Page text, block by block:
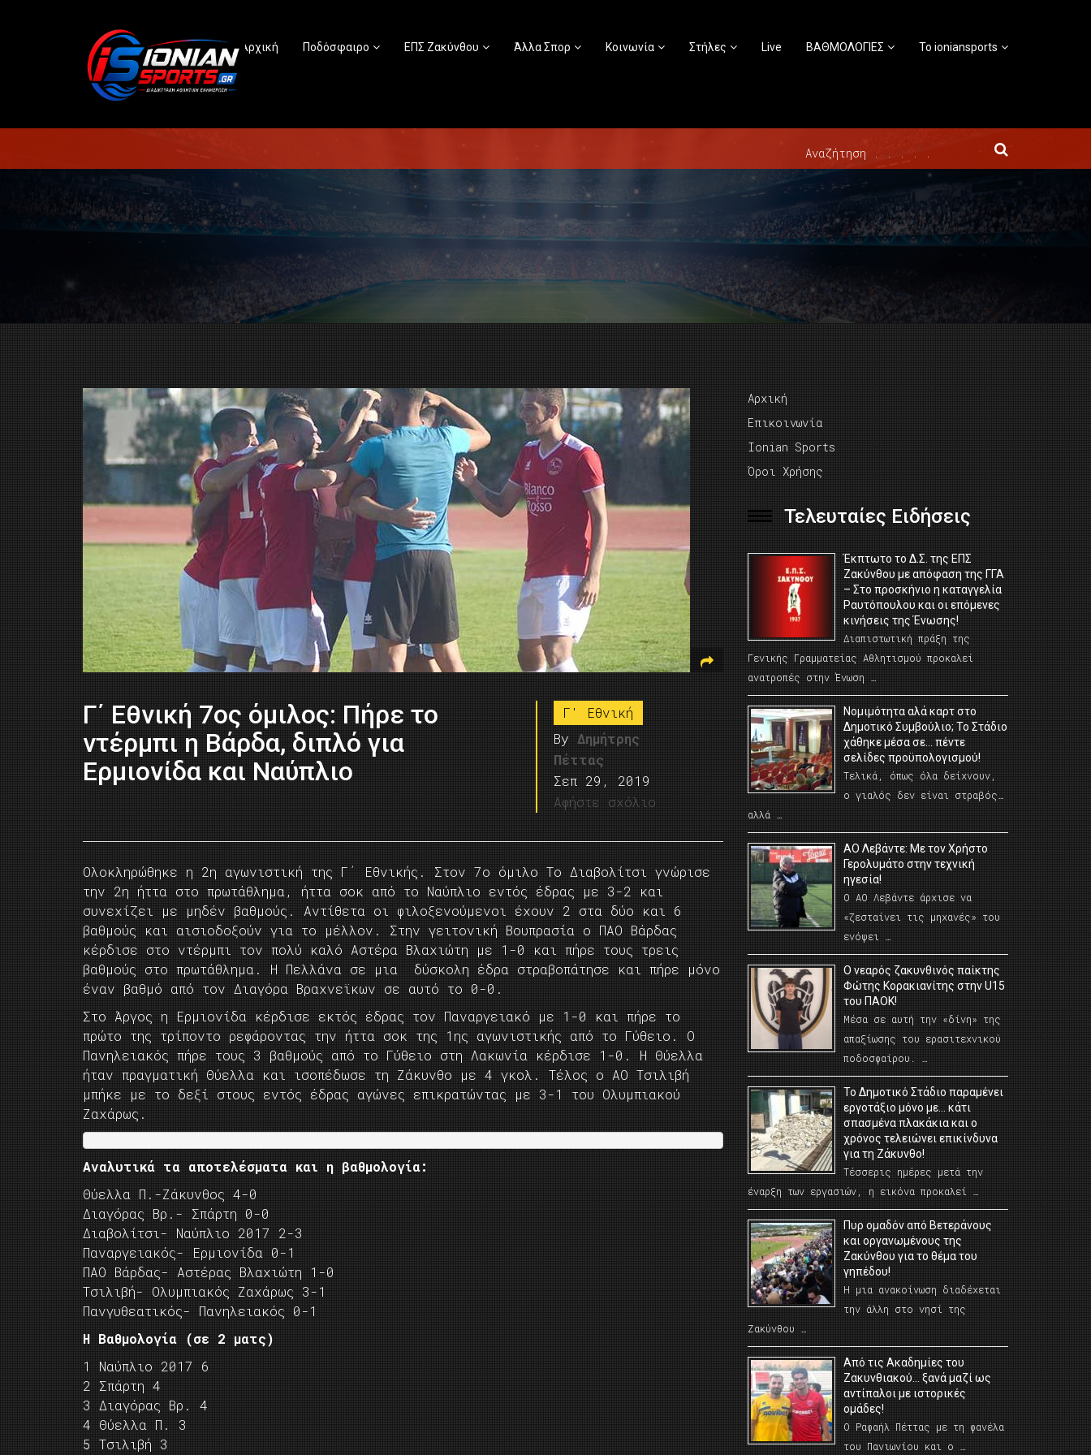
Αρχική Ποδόσφαιρο ΕΠΣ Ζακύνθου Άλλα Σπορ Κοινωνία Στήλες Live ΒΑΘΜΟΛΟΓΙΕΣ Το ioniansports
Γ΄ Εθνική 7ος όμιλος: Πήρε το
ντέρμπι η Βάρδα, διπλό για
Ερμιονίδα και Ναύπλιο
Γ' Εθνική
By Δημήτρης
Πέττας
Σεπ 29, 2019
Αφήστε σχόλιο
Ολοκληρώθηκε η 2η αγωνιστική της Γ΄ Εθνικής. Στον 7ο όμιλο Το Διαβολίτσι γνώρισε
την 2η ήττα στο πρωτάθλημα, ήττα σοκ από το Ναύπλιο εντός έδρας με 3-2 και
συνεχίζει με μηδέν βαθμούς. Αντίθετα οι φιλοξενούμενοι έχουν 2 στα δύο και 6
βαθμούς και αισιοδοξούν για το μέλλον. Στην γειτονική Βουπρασία ο ΠΑΟ Βάρδας
κέρδισε στο ντέρμπι τον πολύ καλό Αστέρα Βλαχιώτη με 1-0 και πήρε τους τρεις
βαθμούς στο πρωτάθλημα. Η Πελλάνα σε μια δύσκολη έδρα στραβοπάτησε και πήρε μόνο
έναν βαθμό από τον Διαγόρα Βραχνεϊκων σε αυτό το 0-0.
Στο Άργος η Ερμιονίδα κέρδισε εκτός έδρας τον Παναργειακό με 1-0 και πήρε το
πρώτο της τρίποντο ρεφάροντας την ήττα σοκ της 1ης αγωνιστικής από το Γύθειο. Ο
Πανηλειακός πήρε τους 3 βαθμούς από το Γύθειο στη Λακωνία κέρδισε 1-0. Η Θύελλα
ήταν πραγματική Θύελλα και ισοπέδωσε τη Ζάκυνθο με 4 γκολ. Τέλος ο ΑΟ Τσιλιβή
μπήκε με το δεξί στους εντός έδρας αγώνες επικρατώντας με 3-1 του Ολυμπιακού
Ζαχάρως.
Αναλυτικά τα αποτελέσματα και η βαθμολογία:
Θύελλα Π.-Ζάκυνθος 4-0
Διαγόρας Βρ.- Σπάρτη 0-0
Διαβολίτσι- Ναύπλιο 2017 2-3
Παναργειακός- Ερμιονίδα 0-1
ΠΑΟ Βάρδας- Αστέρας Βλαχιώτη 1-0
Τσιλιβή- Ολυμπιακός Ζαχάρως 3-1
Πανγυθεατικός- Πανηλειακός 0-1
Η Βαθμολογία (σε 2 ματς)
1 Ναύπλιο 2017 6
2 Σπάρτη 4
3 Διαγόρας Βρ. 4
4 Θύελλα Π. 3
5 Τσιλιβή 3
Αρχική
Επικοινωνία
Ionian Sports
Όροι Χρήσης
Τελευταίες Ειδήσεις
Έκπτωτο το Δ.Σ. της ΕΠΣ
Ζακύνθου με απόφαση της ΓΓΑ
– Στο προσκήνιο η καταγγελία
Ραυτόπουλου και οι επόμενες
κινήσεις της Ένωσης!
Διαπιστωτική πράξη της
Γενικής Γραμματείας Αθλητισμού προκαλεί
ανατροπές στην Ένωση …
Νομιμότητα αλά καρτ στο
Δημοτικό Συμβούλιο; Το Στάδιο
χάθηκε μέσα σε… πέντε
σελίδες προϋπολογισμού!
Τελικά, όπως όλα δείχνουν,
ο γιαλός δεν είναι στραβός…
αλλά …
ΑΟ Λεβάντε: Με τον Χρήστο
Γερολυμάτο στην τεχνική
ηγεσία!
Ο ΑΟ Λεβάντε άρχισε να
«ζεσταίνει τις μηχανές» του
ενόψει …
O νεαρός ζακυνθινός παίκτης
Φώτης Κορακιανίτης στην U15
του ΠΑΟΚ!
Μέσα σε αυτή την «δίνη» της
απαξίωσης του ερασιτεχνικού
ποδοσφαίρου. …
Το Δημοτικό Στάδιο παραμένει
εργοτάξιο μόνο με… κάτι
σπασμένα πλακάκια και ο
χρόνος τελειώνει επικίνδυνα
για τη Ζάκυνθο!
Τέσσερις ημέρες μετά την
έναρξη των εργασιών, η εικόνα προκαλεί …
Πυρ ομαδόν από Βετεράνους
και οργανωμένους της
Ζακύνθου για το θέμα του
γηπέδου!
Η μια ανακοίνωση διαδέχεται
την άλλη στο νησί της
Ζακύνθου …
Από τις Ακαδημίες του
Ζακυνθιακού… ξανά μαζί ως
αντίπαλοι με ιστορικές
ομάδες!
Ο Ραφαήλ Πέττας με τη φανέλα
του Πανιωνίου και ο …